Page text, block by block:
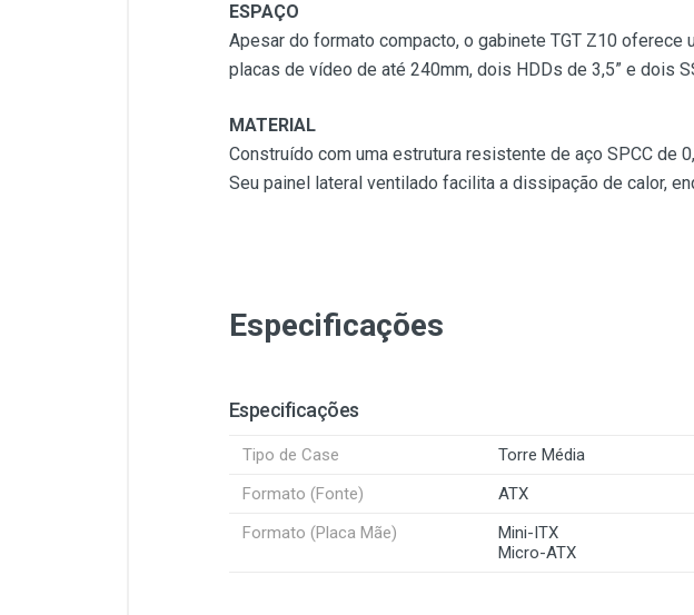
ESPAÇO
Apesar do formato compacto, o gabinete TGT Z10
placas de vídeo de até 240mm, dois HDDs de 3,5” e dois
MATERIAL
Construído com uma estrutura resistente de aço SPCC de
Seu painel lateral ventilado facilita a dissipação de calor,
Especificações
Especificações
Tipo de Case
Torre Média
Formato (Fonte)
ATX
Formato (Placa Mãe)
Mini-ITX
Micro-ATX